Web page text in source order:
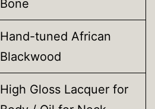
Bone
Hand-tuned African
Blackwood
High Gloss Lacquer for